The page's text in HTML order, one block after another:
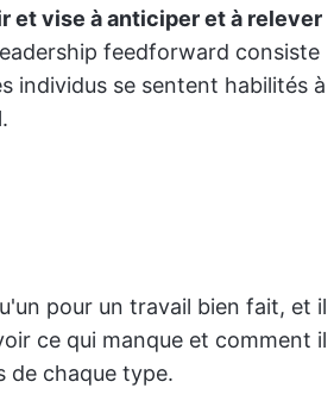
et vise à anticiper et à relever
feedforward consiste
individus se sentent habilités à
pour un travail bien fait, et il
ce qui manque et comment il
de chaque type.